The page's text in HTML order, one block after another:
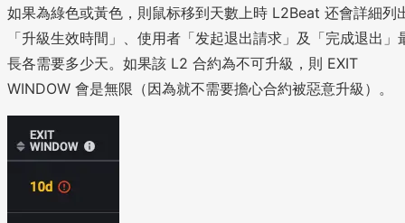
如果為綠色或黃色，則鼠标移到天數上時 L2Beat 还會詳細列
「升級生效時間」、使用者「发起退出請求」及「完成退出」
長各需要多少天。如果該 L2 合約為不可升級，則 EXIT
WINDOW 會是無限（因為就不需要擔心合約被惡意升級）。